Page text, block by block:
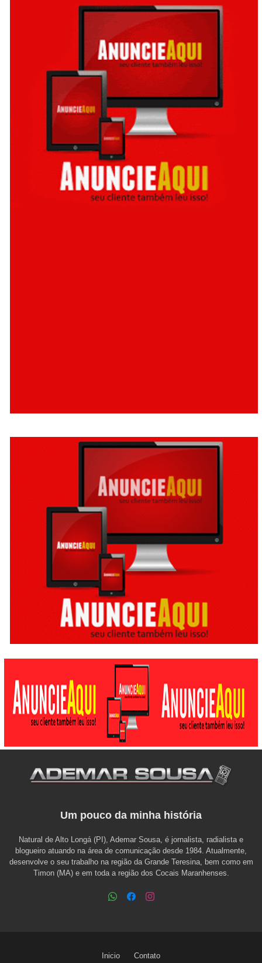
Um pouco da minha história
Natural de Alto Longá (PI), Ademar Sousa, é jornalista, radialista e
blogueiro atuando na área de comunicação desde 1984. Atualmente,
desenvolve o seu trabalho na região da Grande Teresina, bem como em
Timon (MA) e em toda a região dos Cocais Maranhenses.
Inicio Contato